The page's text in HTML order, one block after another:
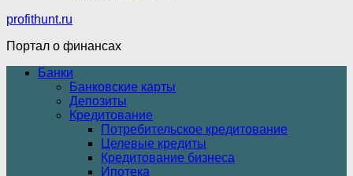
profithunt.ru
Портал о финансах
Банки
Банковские карты
Депозиты
Кредитование
Потребительское кредитование
Целевые кредиты
Кредитование бизнеса
Ипотека